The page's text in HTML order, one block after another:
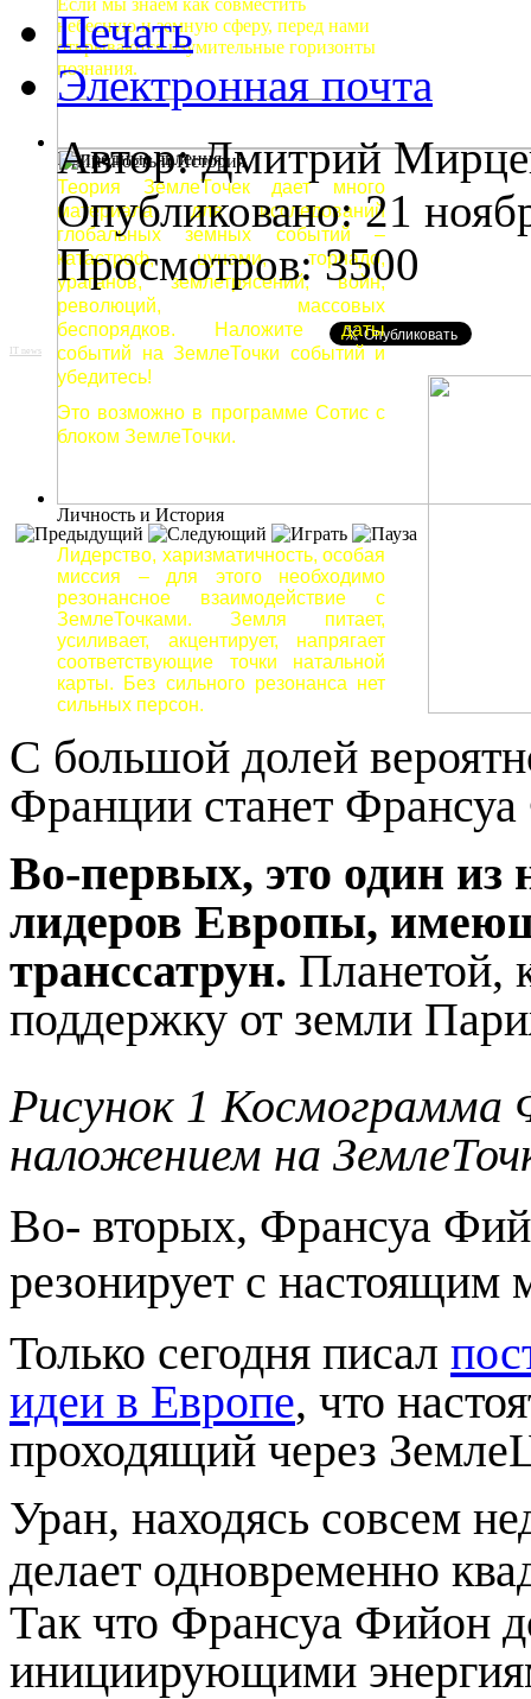
Если мы знаем как совместить
небесную и земную сферу, перед нами
открываются изумительные горизонты
познания.
Природные явления
Теория ЗемлеТочек дает много
материала для исследований
глобальных земных событий –
катастроф, цунами, торнадо,
ураганов, землетрясений, войн,
революций, массовых
беспорядков. Наложите даты
событий на ЗемлеТочки событий и
убедитесь!
Это возможно в программе Сотис с
блоком ЗемлеТочки.
Личность и История
Лидерство, харизматичность, особая
миссия – для этого необходимо
резонансное взаимодействие с
ЗемлеТочками. Земля питает,
усиливает, акцентирует, напрягает
соответствующие точки натальной
карты. Без сильного резонанса нет
сильных персон.
Печать
Электронная почта
Автор: Дмитрий
Опубликовано: 21
Просмотров: 3500
IT news
С большой долей
Франции станет
Во-первых, это один
лидеров Европы,
транссатрун. Планетой,
поддержку от земли
Рисунок 1 Космограмма
наложением на
Во- вторых, Франсуа
резонирует с настоящим
Только сегодня писал
идеи в Европе, что
проходящий через
Уран, находясь совсем
делает одновременно
Так что Франсуа Фийон
инициирующими